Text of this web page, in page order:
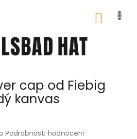
cap od Fiebig
kanvas
Podrobnosti hodnocení